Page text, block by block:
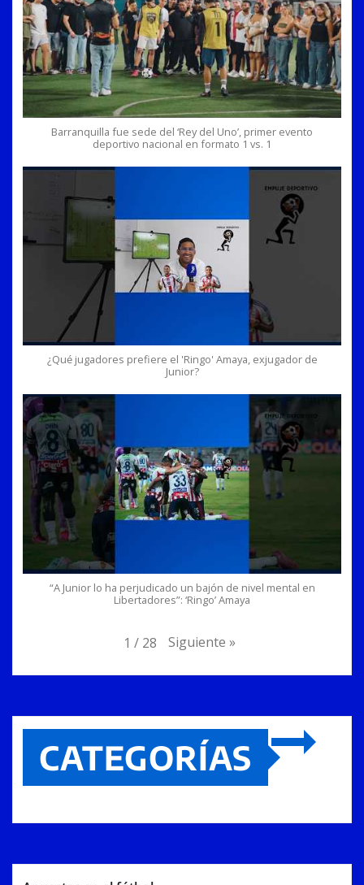
Barranquilla fue sede del ‘Rey del Uno’, primer evento
deportivo nacional en formato 1 vs. 1
¿Qué jugadores prefiere el 'Ringo' Amaya, exjugador de
Junior?
“A Junior lo ha perjudicado un bajón de nivel mental en
Libertadores”: ‘Ringo’ Amaya
1 / 28 Siguiente »
CATEGORÍAS